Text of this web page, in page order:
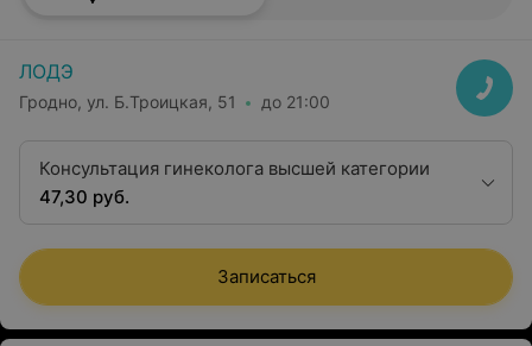
ЛОДЭ
Гродно, ул. Б.Троицкая, 51 до 21:00
Консультация гинеколога высшей категории
47,30 руб.
Записаться